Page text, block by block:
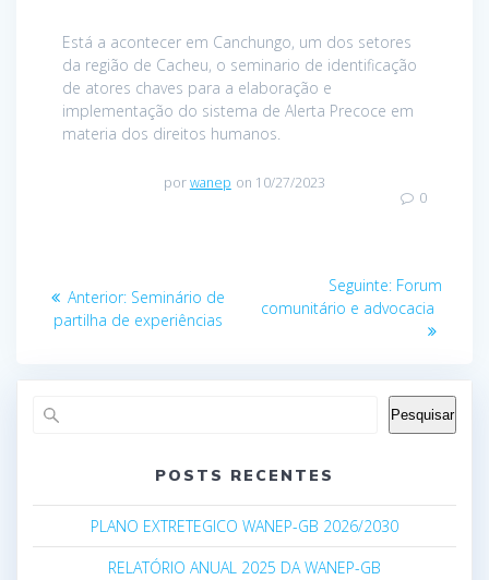
Está a acontecer em Canchungo, um dos setores
da região de Cacheu, o seminario de identificação
de atores chaves para a elaboração e
implementação do sistema de Alerta Precoce em
materia dos direitos humanos.
porwanep on 10/27/2023
0
de Anterior: Post
anterior:
Seminário de
partilha de experiências
Seguinte: Post
seguinte:
Forum
comunitário e advocacia
Pesquisar
POSTS RECENTES
PLANO EXTRETEGICO WANEP-GB 2026/2030
RELATÓRIO ANUAL 2025 DA WANEP-GB